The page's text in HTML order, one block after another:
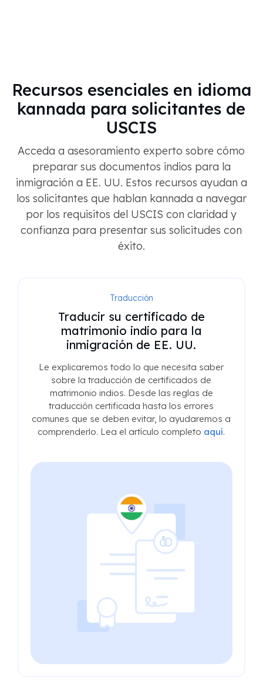
Recursos esenciales en idioma
kannada para solicitantes de
USCIS
Acceda a asesoramiento experto sobre cómo
preparar sus documentos indios para la
inmigración a EE. UU. Estos recursos ayudan a
los solicitantes que hablan kannada a navegar
por los requisitos del USCIS con claridad y
confianza para presentar sus solicitudes con
éxito.
Traducción
Traducir su certificado de
matrimonio indio para la
inmigración de EE. UU.
Le explicaremos todo lo que necesita saber
sobre la traducción de certificados de
matrimonio indios. Desde las reglas de
traducción certificada hasta los errores
comunes que se deben evitar, lo ayudaremos a
comprenderlo. Lea el artículo completo aquí.